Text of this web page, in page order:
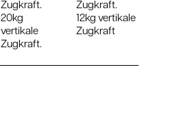
Zugkraft.
20kg
vertikale
Zugkraft.
Zugkraft.
12kg vertikale
Zugkraft